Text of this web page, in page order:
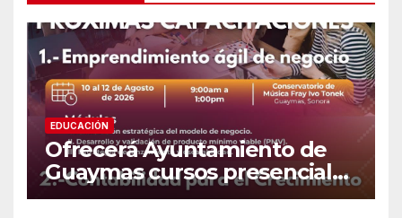
EDUCACIÓN
Ofrecerá Ayuntamiento de
Guaymas cursos presenciales
para emprendedores